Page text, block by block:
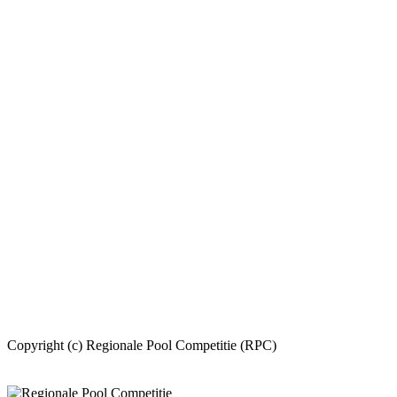
Copyright (c) Regionale Pool Competitie (RPC)